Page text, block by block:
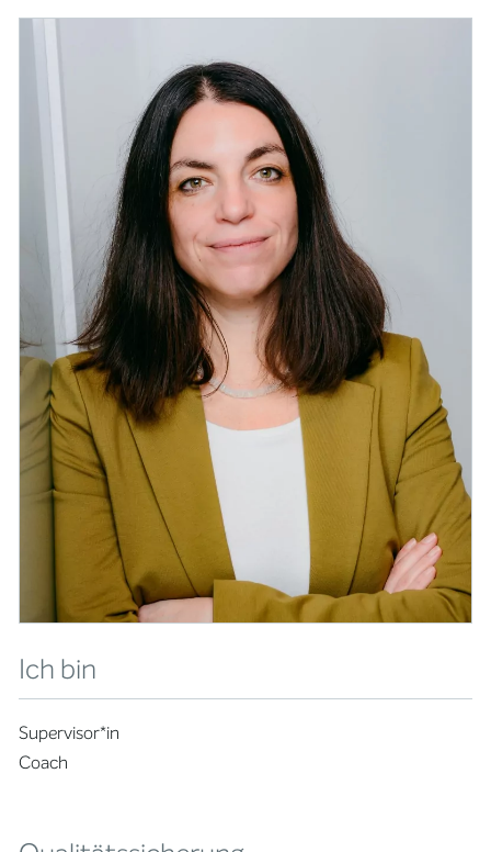
Ich bin
Supervisor*in
Coach